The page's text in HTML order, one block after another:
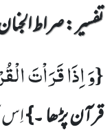
تفسیر : ‎صراط الجنان
{وَ اِذَا قَرَاْتَ
قرآن پڑھا ۔}اِس